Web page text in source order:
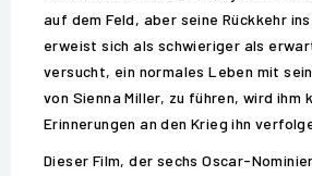
auf dem Feld, aber seine Rückkehr
erweist sich als schwieriger als
versucht, ein normales Leben mit
von Sienna Miller, zu führen, wird ihm
Erinnerungen an den Krieg ihn
Dieser Film, der sechs Oscar-